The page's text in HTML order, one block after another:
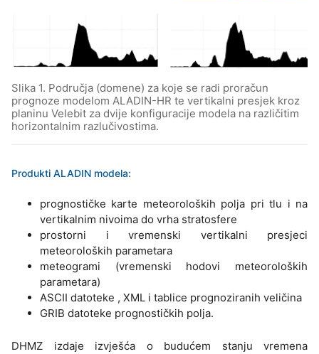
Slika 1. Područja (domene) za koje se radi proračun
prognoze modelom ALADIN-HR te vertikalni presjek kroz
planinu Velebit za dvije konfiguracije modela na različitim
horizontalnim razlučivostima.
Produkti ALADIN modela:
prognostičke karte meteoroloških polja pri tlu i na
vertikalnim nivoima do vrha stratosfere
prostorni i vremenski vertikalni presjeci
meteoroloških parametara
meteogrami (vremenski hodovi meteoroloških
parametara)
ASCII datoteke , XML i tablice prognoziranih veličina
GRIB datoteke prognostičkih polja.
DHMZ izdaje izvješća o budućem stanju vremena